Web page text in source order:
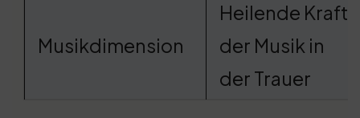
Musikdimension
Heilende Kraft
der Musik in
der Trauer